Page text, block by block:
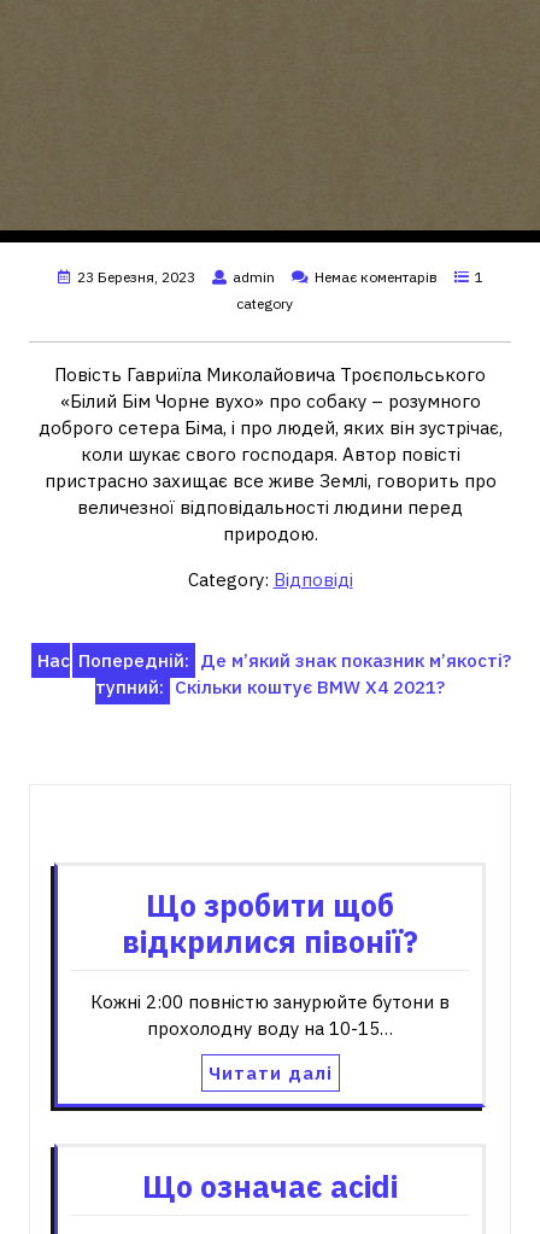
23 Березня, 2023 admin Немає коментарів
1
category
Повість Гавриїла Миколайовича Троєпольського
«Білий Бім Чорне вухо» про собаку – розумного
доброго сетера Біма, і про людей, яких він зустрічає,
коли шукає свого господаря. Автор повісті
пристрасно захищає все живе Землі, говорить про
величезної відповідальності людини перед
природою.
Category: Відповіді
Навігація
записів
Попередній: Де м’який знак показник м’якості?
Нас
тупний: Скільки коштує BMW X4 2021?
Що зробити щоб
відкрилися півонії?
Кожні 2:00 повністю занурюйте бутони в
прохолодну воду на 10-15…
Читати далі
Що означає acidi